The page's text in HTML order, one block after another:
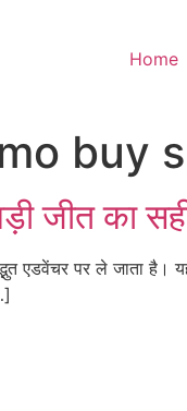
Home
buy
जीत का
एडवेंचर पर ले जाता है।